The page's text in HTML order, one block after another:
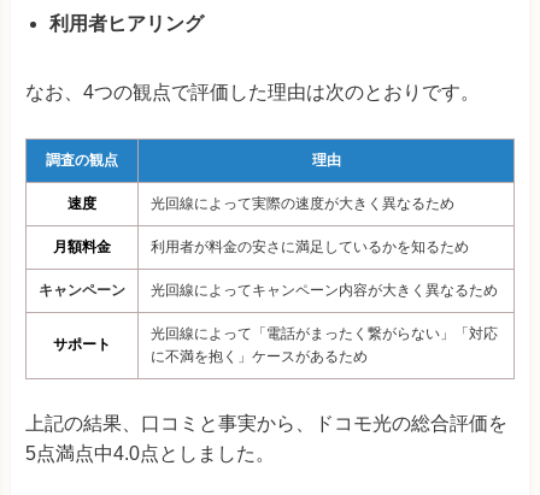
利用者ヒアリング
なお、4つの観点で評価した理由は次のとおりです。
調査の観点 理由
速度 光回線によって実際の速度が大きく異なるため
月額料金 利用者が料金の安さに満足しているかを知るため
キャンペーン 光回線によってキャンペーン内容が大きく異なるため
サポート
光回線によって「電話がまったく繋がらない」「対応
に不満を抱く」ケースがあるため
上記の結果、口コミと事実から、ドコモ光の総合評価を
5点満点中4.0点としました。